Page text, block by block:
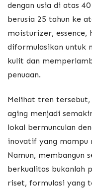
dengan usia di atas
berusia 25 tahun ke
moisturizer, essence,
diformulasikan untuk
kulit dan
penuaan.
Melihat tren
aging menjadi
lokal bermunculan
inovatif yang mampu
Namun, membangun
berkualitas bukanlah
riset, formulasi yang